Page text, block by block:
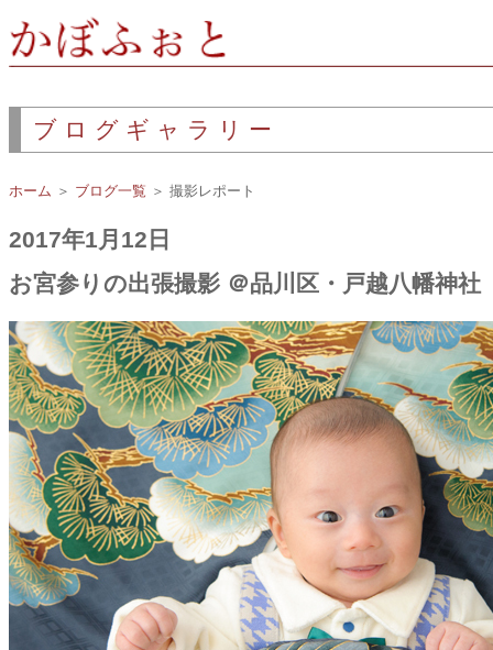
ブログギャラリー
ホーム ＞ ブログ一覧 ＞ 撮影レポート
2017年1月12日
お宮参りの出張撮影 ＠品川区・戸越八幡神社